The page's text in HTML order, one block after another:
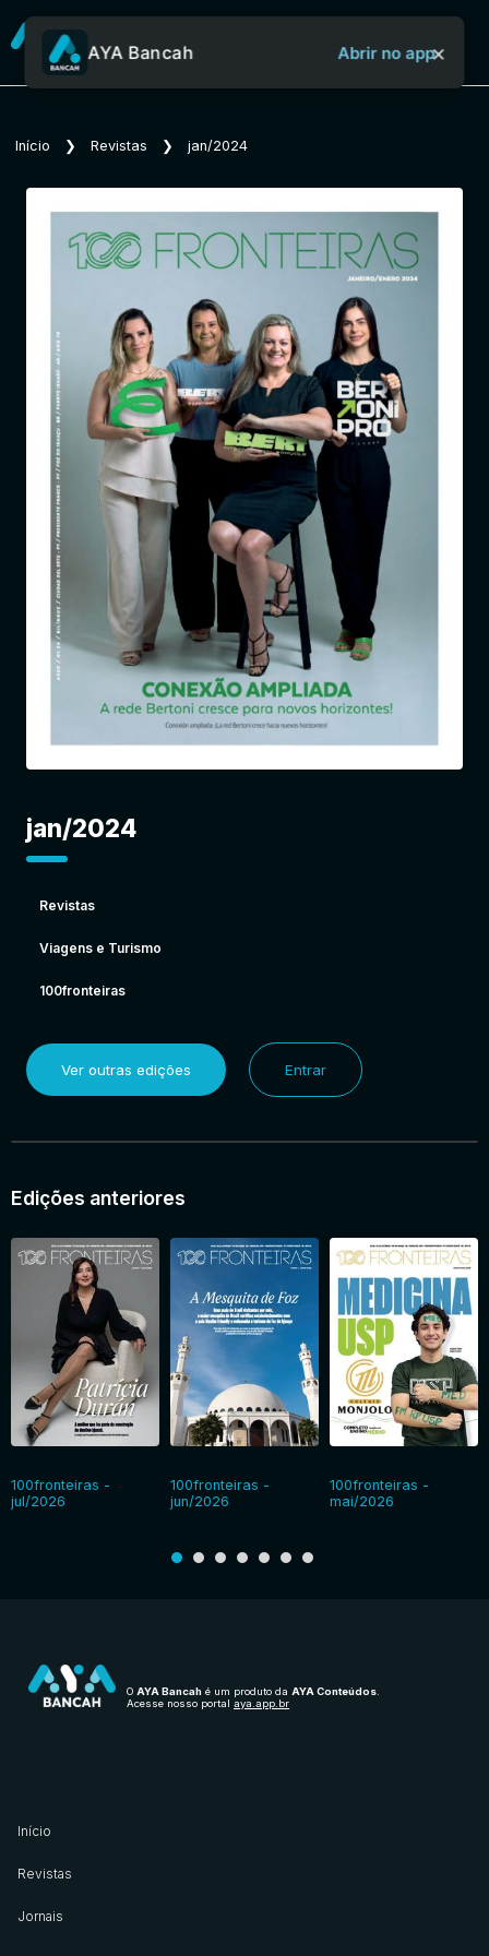
Sobre o Aya Bancah
Revistas
Jornais
Notícias
Entrar
AYA Bancah Abrir no app×
Início ❯ Revistas ❯ jan/2024
jan/2024
Revistas
Viagens e Turismo
100fronteiras
Ver outras edições Entrar
Edições anteriores
100fronteiras -
jul/2026
100fronteiras -
jun/2026
100fronteiras -
mai/2026
O AYA Bancah é um produto da AYA Conteúdos.
Acesse nosso portal aya.app.br
Início
Revistas
Jornais